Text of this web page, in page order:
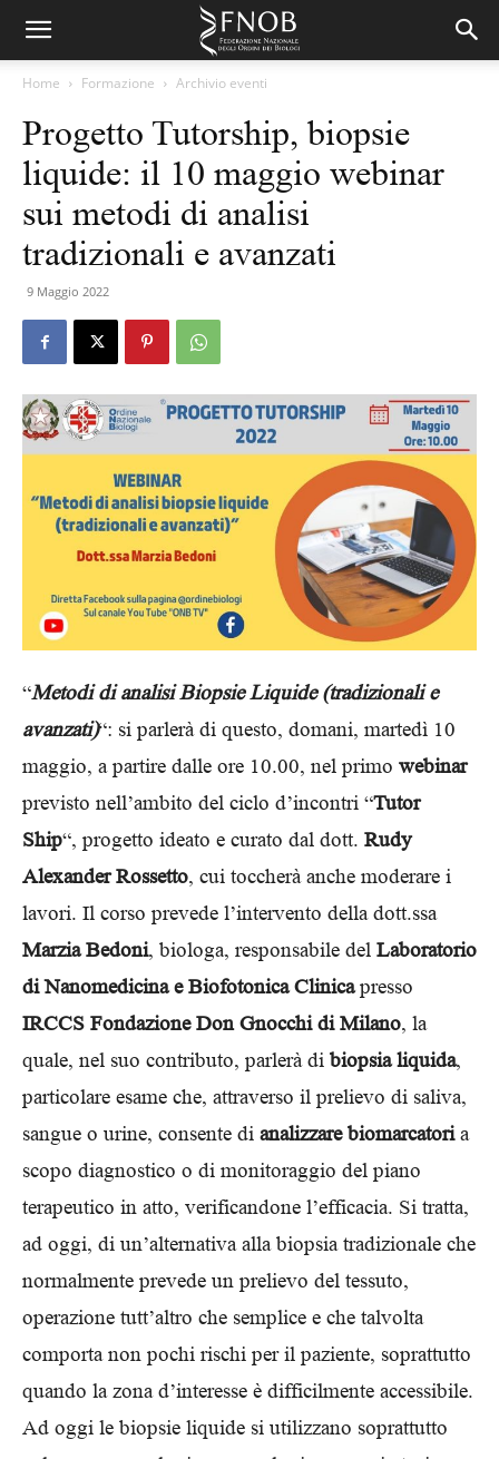
Home Formazione Archivio eventi
Progetto Tutorship, biopsie
liquide: il 10 maggio webinar
sui metodi di analisi
tradizionali e avanzati
9 Maggio 2022
“Metodi di analisi Biopsie Liquide (tradizionali e
avanzati)“: si parlerà di questo, domani, martedì 10
maggio, a partire dalle ore 10.00, nel primo webinar
previsto nell’ambito del ciclo d’incontri “Tutor
Ship“, progetto ideato e curato dal dott. Rudy
Alexander Rossetto, cui toccherà anche moderare i
lavori. Il corso prevede l’intervento della dott.ssa
Marzia Bedoni, biologa, responsabile del Laboratorio
di Nanomedicina e Biofotonica Clinicapresso
IRCCS Fondazione Don Gnocchi di Milano, la
quale, nel suo contributo, parlerà di biopsia liquida,
particolare esame che, attraverso il prelievo di saliva,
sangue o urine, consente di analizzare biomarcatoria
scopo diagnostico o di monitoraggio del piano
terapeutico in atto, verificandone l’efficacia. Si tratta,
ad oggi, di un’alternativa alla biopsia tradizionale che
normalmente prevede un prelievo del tessuto,
operazione tutt’altro che semplice e che talvolta
comporta non pochi rischi per il paziente, soprattutto
quando la zona d’interesse è difficilmente accessibile.
Ad oggi le biopsie liquide si utilizzano soprattutto